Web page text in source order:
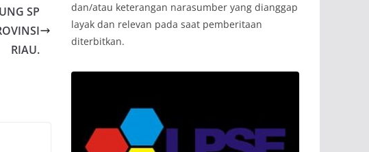
SP
RIAU.
dan/atau keterangan narasumber yang dianggap
layak dan relevan pada saat pemberitaan
diterbitkan.